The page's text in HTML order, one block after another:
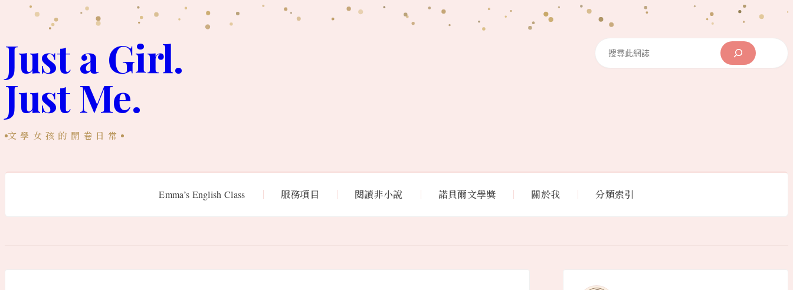
要
內
容
Just a Girl.
Just Me.
文學女孩的開卷日常
Search
Emma’s English Class 服務項目 閱讀非小說 諾貝爾文學獎 關於我 分類索引